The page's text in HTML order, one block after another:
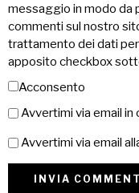
messaggio in modo da
commenti sul nostro
trattamento dei dati
apposito checkbox
Acconsento
Avvertimi via email
Avvertimi via email